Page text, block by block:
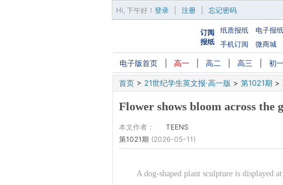
Hi, 下午好 ！ 登录 注册 忘记密码
订阅
报纸
纸质报纸
电子报纸
手机订阅
微商城
电子版首页 高一 高二 高三 初
首页 > 21世纪学生英文报·高一版 > 第1021期 >
Flower shows bloom across the
本文作者：
TEENS
第1021期 (2026-05-11)
A dog-shaped plant sculpture is displayed